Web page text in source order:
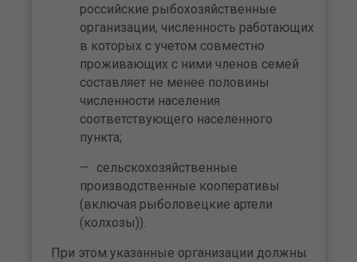
российские рыбохозяйственные
организации, численность работающих
в которых с учетом совместно
проживающих с ними членов семей
составляет не менее половины
численности населения
соответствующего населенного
пункта;
сельскохозяйственные
производственные кооперативы
(включая рыболовецкие артели
(колхозы)).
При этом указанные организации должны